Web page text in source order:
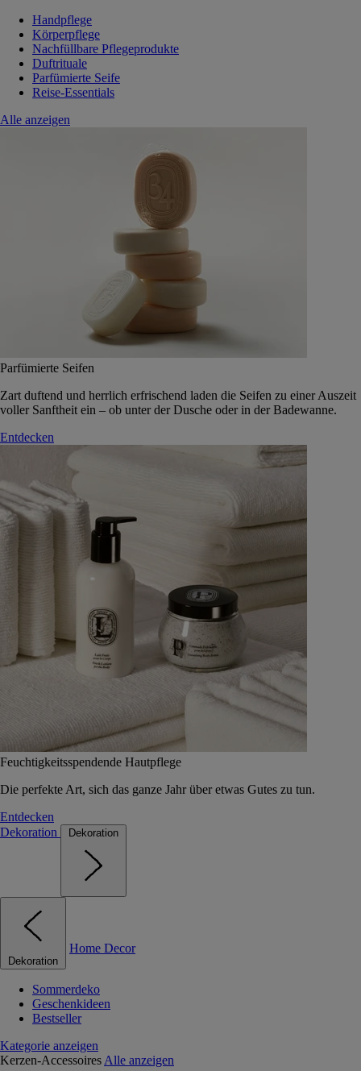
Handpflege
Körperpflege
Nachfüllbare Pflegeprodukte
Duftrituale
Parfümierte Seife
Reise-Essentials
Alle anzeigen
Parfümierte Seifen
Zart duftend und herrlich erfrischend laden die Seifen zu einer Auszeit
voller Sanftheit ein – ob unter der Dusche oder in der Badewanne.
Entdecken
Feuchtigkeitsspendende Hautpflege
Die perfekte Art, sich das ganze Jahr über etwas Gutes zu tun.
Entdecken
Dekoration
Dekoration
Dekoration
Home Decor
Sommerdeko
Geschenkideen
Bestseller
Kategorie anzeigen
Kerzen-Accessoires Alle anzeigen